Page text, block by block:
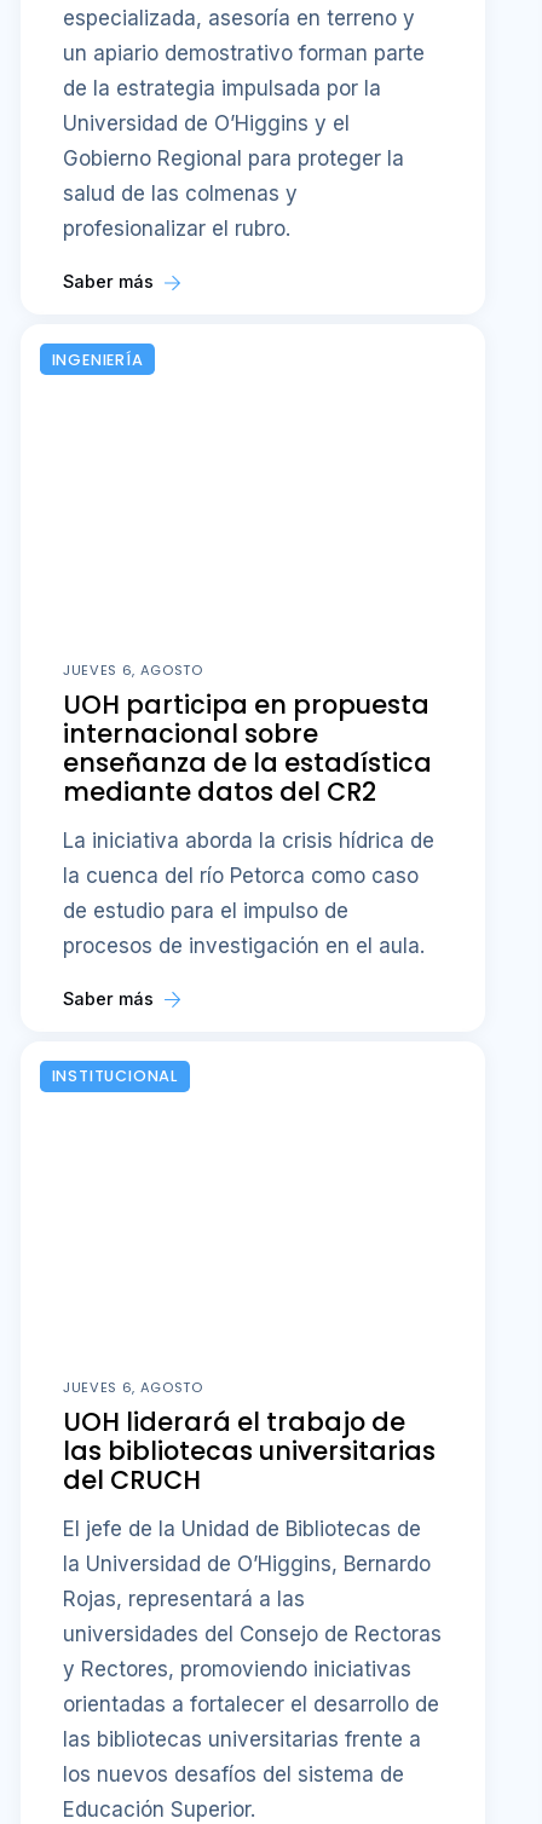
especializada, asesoría en terreno y
un apiario demostrativo forman parte
de la estrategia impulsada por la
Universidad de O’Higgins y el
Gobierno Regional para proteger la
salud de las colmenas y
profesionalizar el rubro.
Saber más
INGENIERÍA
JUEVES 6, AGOSTO
UOH participa en propuesta
internacional sobre
enseñanza de la estadística
mediante datos del CR2
La iniciativa aborda la crisis hídrica de
la cuenca del río Petorca como caso
de estudio para el impulso de
procesos de investigación en el aula.
Saber más
INSTITUCIONAL
JUEVES 6, AGOSTO
UOH liderará el trabajo de
las bibliotecas universitarias
del CRUCH
El jefe de la Unidad de Bibliotecas de
la Universidad de O’Higgins, Bernardo
Rojas, representará a las
universidades del Consejo de Rectoras
y Rectores, promoviendo iniciativas
orientadas a fortalecer el desarrollo de
las bibliotecas universitarias frente a
los nuevos desafíos del sistema de
Educación Superior.